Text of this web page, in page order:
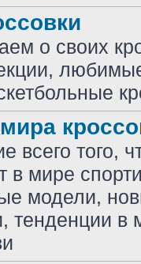
о своих
всего того,
в мире
модели,
тенденции в